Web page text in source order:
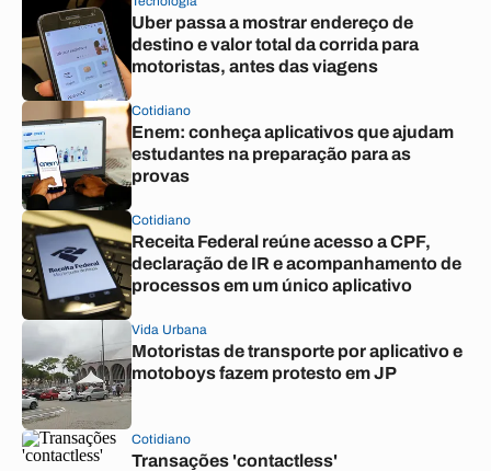
Uber passa a mostrar endereço de
destino e valor total da corrida para
motoristas, antes das viagens
Cotidiano
Enem: conheça aplicativos que ajudam
estudantes na preparação para as
provas
Cotidiano
Receita Federal reúne acesso a CPF,
declaração de IR e acompanhamento de
processos em um único aplicativo
Vida Urbana
Motoristas de transporte por aplicativo e
motoboys fazem protesto em JP
Cotidiano
Transações 'contactless'